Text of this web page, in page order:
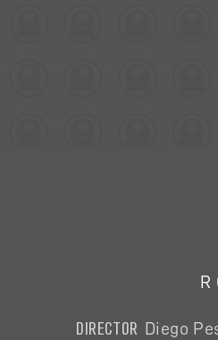
DIRECTOR Diego